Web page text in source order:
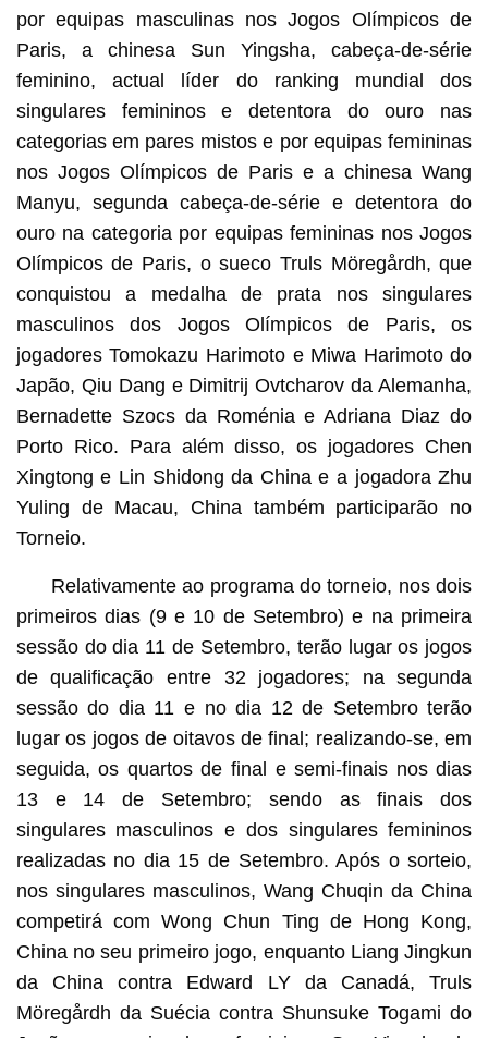
por equipas masculinas nos Jogos Olímpicos de
Paris, a chinesa Sun Yingsha, cabeça-de-série
feminino, actual líder do ranking mundial dos
singulares femininos e detentora do ouro nas
categorias em pares mistos e por equipas femininas
nos Jogos Olímpicos de Paris e a chinesa Wang
Manyu, segunda cabeça-de-série e detentora do
ouro na categoria por equipas femininas nos Jogos
Olímpicos de Paris, o sueco Truls Möregårdh, que
conquistou a medalha de prata nos singulares
masculinos dos Jogos Olímpicos de Paris, os
jogadores Tomokazu Harimoto e Miwa Harimoto do
Japão, Qiu Dang e Dimitrij Ovtcharov da Alemanha,
Bernadette Szocs da Roménia e Adriana Diaz do
Porto Rico. Para além disso, os jogadores Chen
Xingtong e Lin Shidong da China e a jogadora Zhu
Yuling de Macau, China também participarão no
Torneio.
Relativamente ao programa do torneio, nos dois
primeiros dias (9 e 10 de Setembro) e na primeira
sessão do dia 11 de Setembro, terão lugar os jogos
de qualificação entre 32 jogadores; na segunda
sessão do dia 11 e no dia 12 de Setembro terão
lugar os jogos de oitavos de final; realizando-se, em
seguida, os quartos de final e semi-finais nos dias
13 e 14 de Setembro; sendo as finais dos
singulares masculinos e dos singulares femininos
realizadas no dia 15 de Setembro. Após o sorteio,
nos singulares masculinos, Wang Chuqin da China
competirá com Wong Chun Ting de Hong Kong,
China no seu primeiro jogo, enquanto Liang Jingkun
da China contra Edward LY da Canadá, Truls
Möregårdh da Suécia contra Shunsuke Togami do